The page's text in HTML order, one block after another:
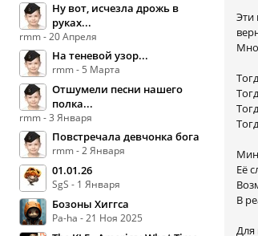
Ну вот, исчезла дрожь в
руках...
rmm - 20 Апреля
На теневой узор...
rmm - 5 Марта
Отшумели песни нашего
полка...
rmm - 3 Января
Повстречала девчонка бога
rmm - 2 Января
01.01.26
SgS - 1 Января
Бозоны Хиггса
Pa-ha - 21 Ноя 2025
Эти
Её
В
Для